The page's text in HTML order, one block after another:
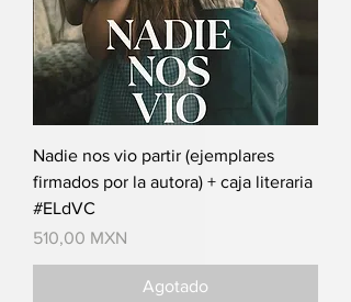
Nadie nos vio partir (ejemplares
firmados por la autora) + caja literaria
#ELdVC
Precio
510,00 MXN
Agotado